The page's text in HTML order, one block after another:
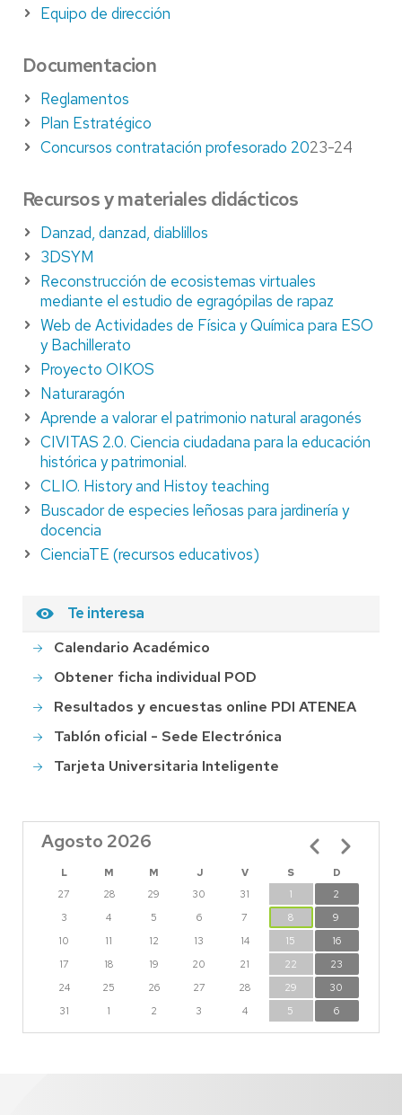
Equipo de dirección
Documentacion
Reglamentos
Plan Estratégico
Concursos contratación profesorado 2023-24
Recursos y materiales didácticos
Danzad, danzad, diablillos
3DSYM
Reconstrucción de ecosistemas virtuales
mediante el estudio de egragópilas de rapaz
Web de Actividades de Física y Química para ESO
y Bachillerato
Proyecto OIKOS
Naturaragón
Aprende a valorar el patrimonio natural aragonés
CIVITAS 2.0. Ciencia ciudadana para la educación
histórica y patrimonial.
CLIO. History and Histoy teaching
Buscador de especies leñosas para jardinería y
docencia
CienciaTE (recursos educativos)
Te interesa
Calendario Académico
Obtener ficha individual POD
Resultados y encuestas online PDI ATENEA
Tablón oficial - Sede Electrónica
Tarjeta Universitaria Inteligente
Agosto 2026
L M M J V S
D
27
28 29 30 31 1
2
3
4 5 6 7 8
9
10
11 12 13 14 15
16
17
18 19 20 21 22
23
24
25 26 27 28 29
30
31
1 2 3 4 5 6
Paginación